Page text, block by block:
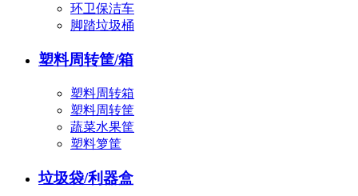
环卫保洁车
脚踏垃圾桶
塑料周转筐/箱
塑料周转箱
塑料周转筐
蔬菜水果筐
塑料箩筐
垃圾袋/利器盒